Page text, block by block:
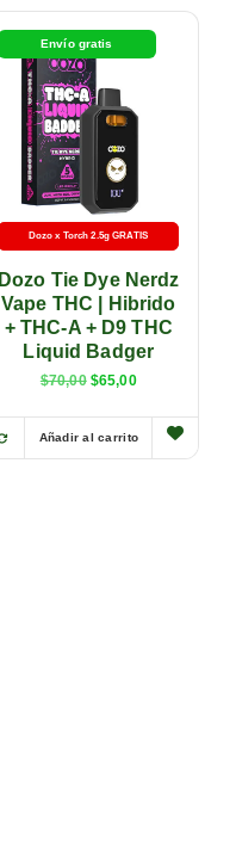
Envío gratis
-5% con transferencia
Dozo x Torch 2.5g GRATIS
Dozo Tie Dye Nerdz
Vape THC | Hibrido
+ THC-A + D9 THC
Liquid Badger
$70,00 $65,00
Añadir al carrito